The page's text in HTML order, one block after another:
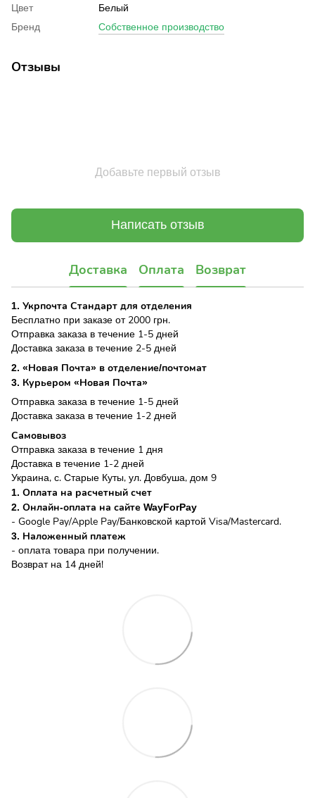
Цвет
Белый
Бренд
Собственное производство
Отзывы
Добавьте первый отзыв
Написать отзыв
Доставка Оплата Возврат
1. Укрпочта Стандарт для отделения
Бесплатно при заказе от 2000 грн.
Отправка заказа в течение 1-5 дней
Доставка заказа в течение 2-5 дней
2. «Новая Почта» в отделение/почтомат
3. Курьером «Новая Почта»
Отправка заказа в течение 1-5 дней
Доставка заказа в течение 1-2 дней
Самовывоз
Отправка заказа в течение 1 дня
Доставка в течение 1-2 дней
Украина, с. Старые Куты, ул. Довбуша, дом 9
1. Оплата на расчетный счет
2. Онлайн-оплата на сайте WayForPay
- Google Pay/Apple Pay/Банковской картой Visa/Mastercard.
3. Наложенный платеж
- оплата товара при получении.
Возврат на 14 дней!